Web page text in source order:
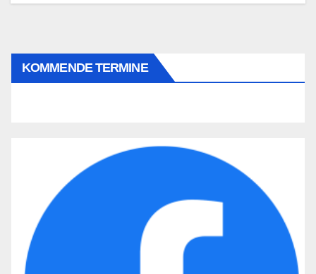
KOMMENDE TERMINE